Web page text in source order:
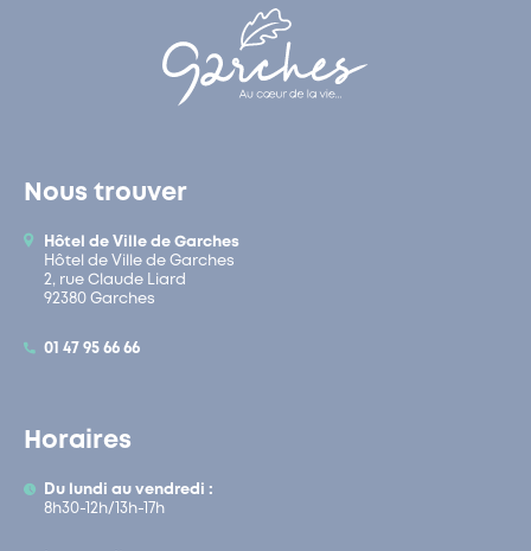
Nous trouver
Hôtel de Ville de Garches
Hôtel de Ville de Garches
2, rue Claude Liard
92380 Garches
01 47 95 66 66
Horaires
Du lundi au vendredi :
8h30-12h/13h-17h